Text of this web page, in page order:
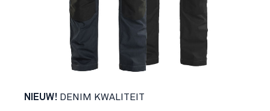
NIEUW! DENIM KWALITEIT